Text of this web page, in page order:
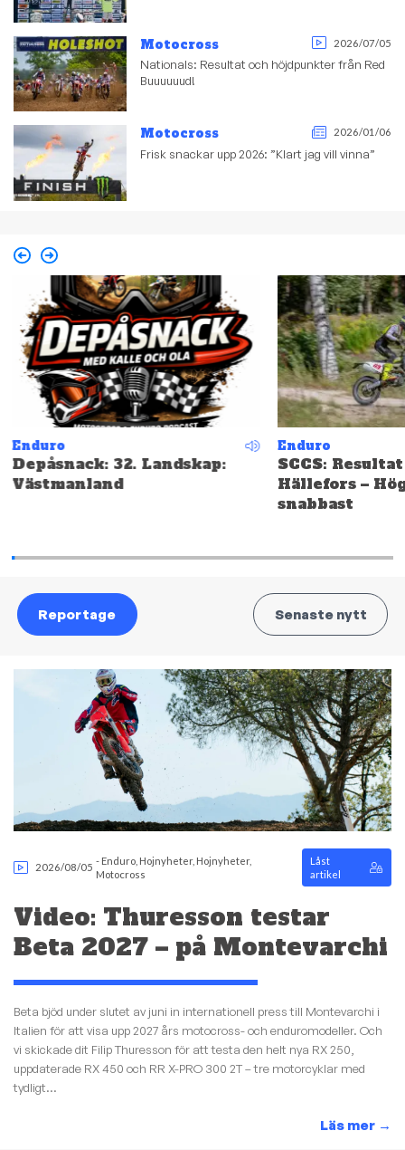
Motocross 2026/07/05
Nationals: Resultat och höjdpunkter från Red
Buuuuuud!
Motocross 2026/01/06
Frisk snackar upp 2026: ”Klart jag vill vinna”
Enduro
Depåsnack: 32. Landskap:
Västmanland
Enduro
SCCS:
Hällefors –
snabbast
Reportage Senaste nytt
2026/08/05
- Enduro Hojnyheter, Hojnyheter,
Motocross
Låst
artikel
Video: Thuresson testar
Beta 2027 – på Montevarchi
Beta bjöd under slutet av juni in internationell press till Montevarchi i
Italien för att visa upp 2027 års motocross- och enduromodeller. Och
vi skickade dit Filip Thuresson för att testa den helt nya RX 250,
uppdaterade RX 450 och RR X-PRO 300 2T – tre motorcyklar med
tydligt...
Läs mer →